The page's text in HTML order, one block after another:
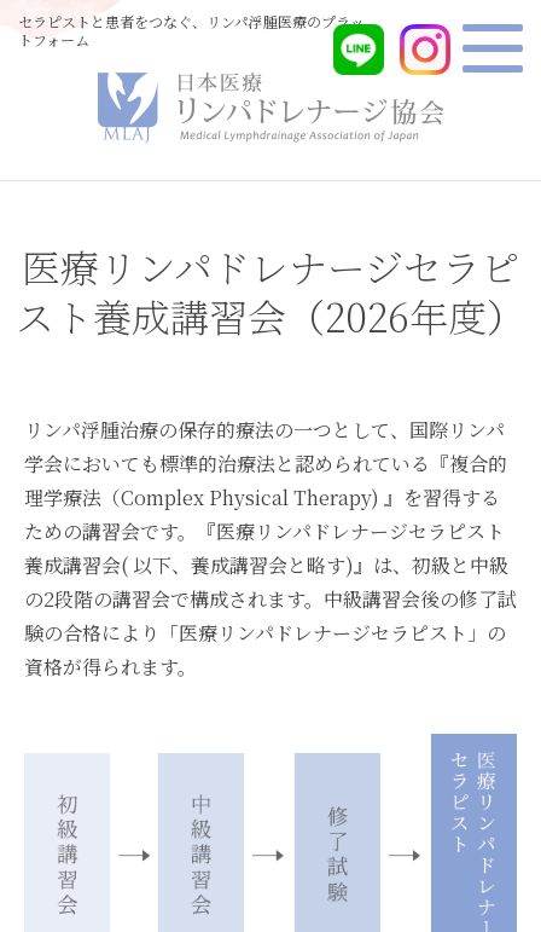
セラピストと患者をつなぐ、リンパ浮腫医療のプラッ
トフォーム
医療リンパドレナージセラピ
スト養成講習会（2026年度）
リンパ浮腫治療の保存的療法の一つとして、国際リンパ
学会においても標準的治療法と認められている『複合的
理学療法（Complex Physical Therapy) 』を習得する
ための講習会です。『医療リンパドレナージセラピスト
養成講習会( 以下、養成講習会と略す)』は、初級と中級
の2段階の講習会で構成されます。中級講習会後の修了試
験の合格により「医療リンパドレナージセラピスト」の
資格が得られます。